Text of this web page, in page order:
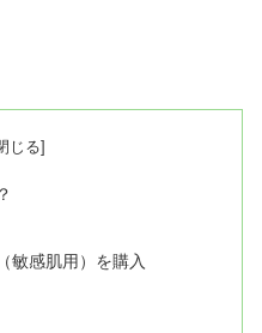
敏感肌用）を購入